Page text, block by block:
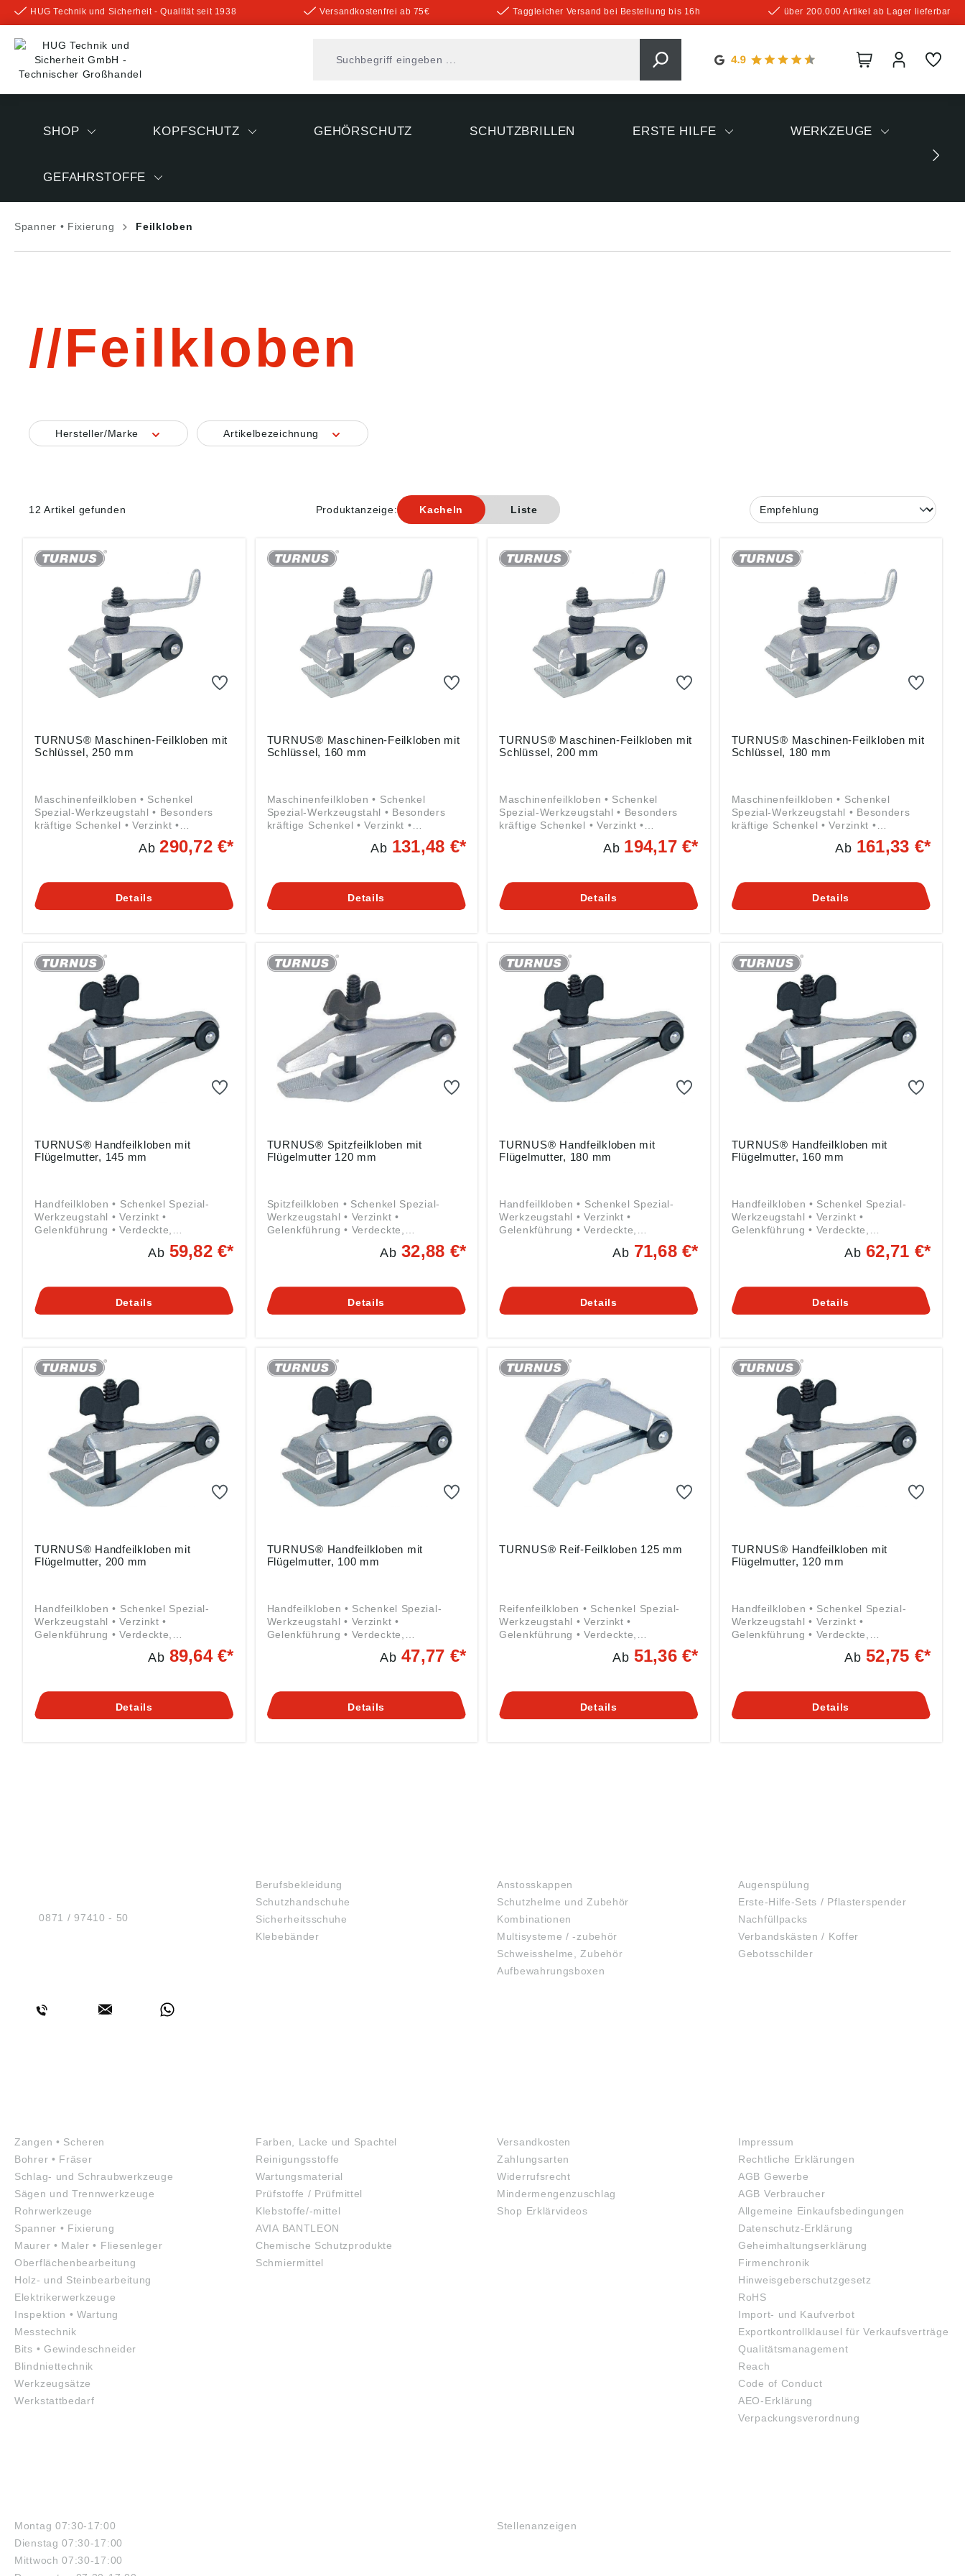
springen
HUG Technik und Sicherheit - Qualität seit 1938 Versandkostenfrei ab 75€ Taggleicher Versand bei Bestellung bis 16h über 200.000 Artikel ab Lager lieferbar
SHOP KOPFSCHUTZ GEHÖRSCHUTZ SCHUTZBRILLEN ERSTE HILFE WERKZEUGE
GEFAHRSTOFFE
Spanner • Fixierung Feilkloben
Feilkloben
Hersteller/Marke Artikelbezeichnung
12 Artikel gefunden Produktanzeige: Kacheln Liste
TURNUS® Maschinen-Feilkloben mit
Schlüssel, 250 mm
Maschinenfeilkloben • Schenkel
Spezial-Werkzeugstahl • Besonders
kräftige Schenkel • Verzinkt •
Gelenkführung • Verdeckte,
unverlierbare Rundstahl-Spreizfeder •
Maul, 6-kant-Mutter und Schlüssel
Angaben gemäß
Hilden, DE, info@KUKKO.com
Ab290,72 €*
Details
TURNUS® Maschinen-Feilkloben mit
Schlüssel, 160 mm
Maschinenfeilkloben • Schenkel
Spezial-Werkzeugstahl • Besonders
kräftige Schenkel • Verzinkt •
Gelenkführung • Verdeckte,
unverlierbare Rundstahl-Spreizfeder •
Maul, 6-kant-Mutter und Schlüssel
Angaben gemäß
Hilden, DE, info@KUKKO.com
Ab 131,48 €*
Details
TURNUS® Maschinen-Feilkloben mit
Schlüssel, 200 mm
Maschinenfeilkloben • Schenkel
Spezial-Werkzeugstahl • Besonders
kräftige Schenkel • Verzinkt •
Gelenkführung • Verdeckte,
unverlierbare Rundstahl-Spreizfeder •
Maul, 6-kant-Mutter und Schlüssel
Angaben gemäß
Hilden, DE, info@KUKKO.com
Ab 194,17 €*
Details
TURNUS® Maschinen-Feilkloben mit
Schlüssel, 180 mm
Maschinenfeilkloben • Schenkel
Spezial-Werkzeugstahl • Besonders
kräftige Schenkel • Verzinkt •
Gelenkführung • Verdeckte,
unverlierbare Rundstahl-Spreizfeder •
Maul, 6-kant-Mutter und Schlüssel
Angaben gemäß
Hilden, DE, info@KUKKO.com
Ab 161,33 €*
Details
TURNUS® Handfeilkloben mit
Flügelmutter, 145 mm
Handfeilkloben • Schenkel Spezial-
Werkzeugstahl • Verzinkt •
Gelenkführung • Verdeckte,
unverlierbare Rundstahl-Spreizfeder •
Backeninnenseite geriffelt mit
Produktsicherheitsverordnung ((EU)
2023/998): Kleinbongartz & Kaiser
Ab 59,82 €*
Details
TURNUS® Spitzfeilkloben mit
Flügelmutter 120 mm
Spitzfeilkloben • Schenkel Spezial-
Werkzeugstahl • Verzinkt •
Gelenkführung • Verdeckte,
unverlierbare Rundstahl-Spreizfeder •
Backeninnenseite geriffelt • Mit spitzem
2023/998): Kleinbongartz & Kaiser
oHG, Heinrich-Hertz-Str. 5, 40721
Ab32,88 €*
Details
TURNUS® Handfeilkloben mit
Flügelmutter, 180 mm
Handfeilkloben • Schenkel Spezial-
Werkzeugstahl • Verzinkt •
Gelenkführung • Verdeckte,
unverlierbare Rundstahl-Spreizfeder •
Backeninnenseite geriffelt mit
Produktsicherheitsverordnung ((EU)
2023/998): Kleinbongartz & Kaiser
Ab 71,68 €*
Details
TURNUS® Handfeilkloben mit
Flügelmutter, 160 mm
Handfeilkloben • Schenkel Spezial-
Werkzeugstahl • Verzinkt •
Gelenkführung • Verdeckte,
unverlierbare Rundstahl-Spreizfeder •
Backeninnenseite geriffelt mit
Produktsicherheitsverordnung ((EU)
2023/998): Kleinbongartz & Kaiser
Ab62,71 €*
Details
TURNUS® Handfeilkloben mit
Flügelmutter, 200 mm
Handfeilkloben • Schenkel Spezial-
Werkzeugstahl • Verzinkt •
Gelenkführung • Verdeckte,
unverlierbare Rundstahl-Spreizfeder •
Backeninnenseite geriffelt mit
Produktsicherheitsverordnung ((EU)
2023/998): Kleinbongartz & Kaiser
Ab 89,64 €*
Details
TURNUS® Handfeilkloben mit
Flügelmutter, 100 mm
Handfeilkloben • Schenkel Spezial-
Werkzeugstahl • Verzinkt •
Gelenkführung • Verdeckte,
unverlierbare Rundstahl-Spreizfeder •
Backeninnenseite geriffelt mit
Produktsicherheitsverordnung ((EU)
2023/998): Kleinbongartz & Kaiser
Ab47,77 €*
Details
TURNUS® Reif-Feilkloben 125 mm
Reifenfeilkloben • Schenkel Spezial-
Werkzeugstahl • Verzinkt •
Gelenkführung • Verdeckte,
unverlierbare Rundstahl-Spreizfeder •
Backeninnenseite mit Querrillen • Mit
Verbindung mit Schraubstock. Angaben
gemäß Produktsicherheitsverordnung
Ab 51,36 €*
Details
TURNUS® Handfeilkloben mit
Flügelmutter, 120 mm
Handfeilkloben • Schenkel Spezial-
Werkzeugstahl • Verzinkt •
Gelenkführung • Verdeckte,
unverlierbare Rundstahl-Spreizfeder •
Backeninnenseite geriffelt mit
Produktsicherheitsverordnung ((EU)
2023/998): Kleinbongartz & Kaiser
Ab52,75 €*
Details
Tel.:0871 / 97410 - 50
Berufsbekleidung
Schutzhandschuhe
Sicherheitsschuhe
Klebebänder
Anstosskappen
Schutzhelme und Zubehör
Kombinationen
Multisysteme / -zubehör
Schweisshelme, Zubehör
Aufbewahrungsboxen
Augenspülung
Erste-Hilfe-Sets / Pflasterspender
Nachfüllpacks
Verbandskästen / Koffer
Gebotsschilder
Zangen • Scheren
Bohrer • Fräser
Schlag- und Schraubwerkzeuge
Sägen und Trennwerkzeuge
Rohrwerkzeuge
Spanner • Fixierung
Maurer • Maler • Fliesenleger
Oberflächenbearbeitung
Holz- und Steinbearbeitung
Elektrikerwerkzeuge
Inspektion • Wartung
Messtechnik
Bits • Gewindeschneider
Blindniettechnik
Werkzeugsätze
Werkstattbedarf
Farben, Lacke und Spachtel
Reinigungsstoffe
Wartungsmaterial
Prüfstoffe / Prüfmittel
Klebstoffe/-mittel
AVIA BANTLEON
Chemische Schutzprodukte
Schmiermittel
Versandkosten
Zahlungsarten
Widerrufsrecht
Mindermengenzuschlag
Shop Erklärvideos
Impressum
Rechtliche Erklärungen
AGB Gewerbe
AGB Verbraucher
Allgemeine Einkaufsbedingungen
Datenschutz-Erklärung
Geheimhaltungserklärung
Firmenchronik
Hinweisgeberschutzgesetz
RoHS
Import- und Kaufverbot
Exportkontrollklausel für Verkaufsverträge
Qualitätsmanagement
Reach
Code of Conduct
AEO-Erklärung
Verpackungsverordnung
Montag 07:30-17:00
Dienstag 07:30-17:00
Mittwoch 07:30-17:00
Stellenanzeigen